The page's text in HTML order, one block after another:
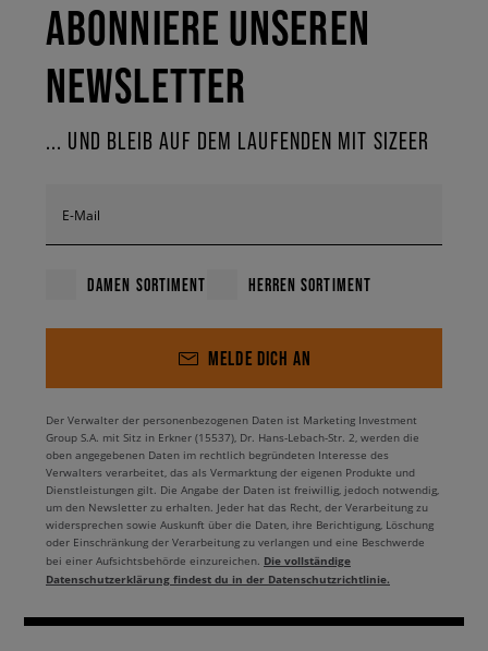
ABONNIERE UNSEREN
NEWSLETTER
... UND BLEIB AUF DEM LAUFENDEN MIT SIZEER
E-Mail
DAMEN SORTIMENT HERREN SORTIMENT
MELDE DICH AN
Der Verwalter der personenbezogenen Daten ist Marketing Investment
Group S.A. mit Sitz in Erkner (15537), Dr. Hans-Lebach-Str. 2, werden die
oben angegebenen Daten im rechtlich begründeten Interesse des
Verwalters verarbeitet, das als Vermarktung der eigenen Produkte und
Dienstleistungen gilt. Die Angabe der Daten ist freiwillig, jedoch notwendig,
um den Newsletter zu erhalten. Jeder hat das Recht, der Verarbeitung zu
widersprechen sowie Auskunft über die Daten, ihre Berichtigung, Löschung
oder Einschränkung der Verarbeitung zu verlangen und eine Beschwerde
bei einer Aufsichtsbehörde einzureichen. Die vollständige
Datenschutzerklärung findest du in der Datenschutzrichtlinie.